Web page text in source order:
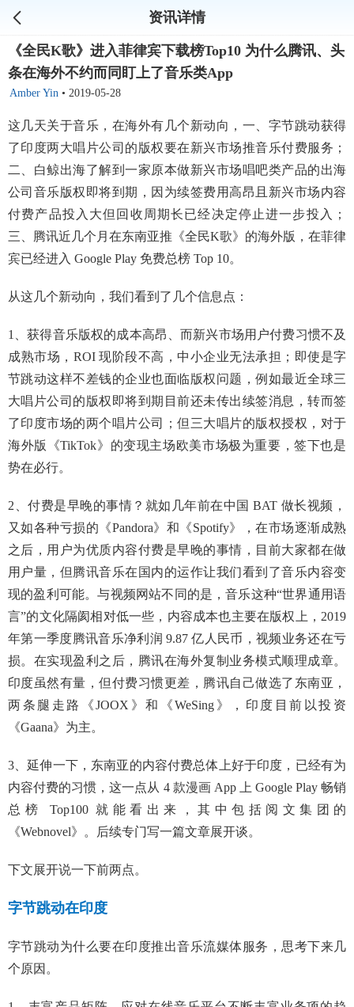
资讯详情
《全民K歌》进入菲律宾下载榜Top10 为什么腾讯、头
条在海外不约而同盯上了音乐类App
Amber Yin • 2019-05-28
这几天关于音乐，在海外有几个新动向，一、字节跳动获得
了印度两大唱片公司的版权要在新兴市场推音乐付费服务；
二、白鲸出海了解到一家原本做新兴市场唱吧类产品的出海
公司音乐版权即将到期，因为续签费用高昂且新兴市场内容
付费产品投入大但回收周期长已经决定停止进一步投入；
三、腾讯近几个月在东南亚推《全民K歌》的海外版，在菲律
宾已经进入 Google Play 免费总榜 Top 10。
从这几个新动向，我们看到了几个信息点：
1、获得音乐版权的成本高昂、而新兴市场用户付费习惯不及
成熟市场，ROI 现阶段不高，中小企业无法承担；即使是字
节跳动这样不差钱的企业也面临版权问题，例如最近全球三
大唱片公司的版权即将到期目前还未传出续签消息，转而签
了印度市场的两个唱片公司；但三大唱片的版权授权，对于
海外版《TikTok》的变现主场欧美市场极为重要，签下也是
势在必行。
2、付费是早晚的事情？就如几年前在中国 BAT 做长视频，
又如各种亏损的《Pandora》和《Spotify》，在市场逐渐成熟
之后，用户为优质内容付费是早晚的事情，目前大家都在做
用户量，但腾讯音乐在国内的运作让我们看到了音乐内容变
现的盈利可能。与视频网站不同的是，音乐这种“世界通用语
言”的文化隔阂相对低一些，内容成本也主要在版权上，2019
年第一季度腾讯音乐净利润 9.87 亿人民币，视频业务还在亏
损。在实现盈利之后，腾讯在海外复制业务模式顺理成章。
印度虽然有量，但付费习惯更差，腾讯自己做选了东南亚，
两条腿走路《JOOX》和《WeSing》，印度目前以投资
《Gaana》为主。
3、延伸一下，东南亚的内容付费总体上好于印度，已经有为
内容付费的习惯，这一点从 4 款漫画 App 上 Google Play 畅销
总榜 Top100 就能看出来，其中包括阅文集团的
《Webnovel》。后续专门写一篇文章展开谈。
下文展开说一下前两点。
字节跳动在印度
字节跳动为什么要在印度推出音乐流媒体服务，思考下来几
个原因。